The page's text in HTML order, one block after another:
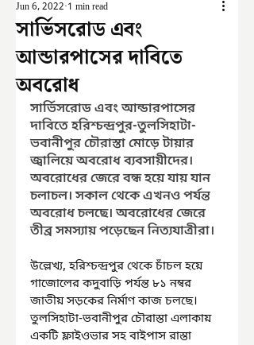
সার্ভিসরোড এবং
আন্ডারপাসের দাবিতে
অবরোধ
Jun 6, 2022 1 min read
সার্ভিসরোড এবং আন্ডারপাসের
দাবিতে হরিশ্চন্দ্রপুর-তুলসিহাটা-
ভবানীপুর চৌরাস্তা মোড়ে টায়ার
জ্বালিয়ে অবরোধ ব্যবসায়ীদের।
অবরোধের জেরে বন্ধ হয়ে যায় যান
চলাচল। সকাল থেকে এখনও পর্যন্ত
অবরোধ চলছে। অবরোধের জেরে
তীব্র সমস্যায় পড়েছেন নিত্যযাত্রীরা।
উল্লেখ্য, হরিশ্চন্দ্রপুর থেকে চাঁচল হয়ে
গাজোলের কদুবাড়ি পর্যন্ত ৮১ নম্বর
জাতীয় সড়কের নির্মাণ কাজ চলছে।
তুলসিহাটা-ভবানীপুর চৌরাস্তা এলাকায়
একটি ফ্লাইওভার সহ বাইপাস রাস্তা